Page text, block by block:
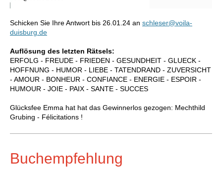
Schicken Sie Ihre Antwort bis 26.01.24 an schleser@voila-
duisburg.de
Auflösung des letzten Rätsels:
ERFOLG - FREUDE - FRIEDEN - GESUNDHEIT - GLUECK -
HOFFNUNG - HUMOR - LIEBE - TATENDRAND - ZUVERSICHT
- AMOUR - BONHEUR - CONFIANCE - ENERGIE - ESPOIR -
HUMOUR - JOIE - PAIX - SANTE - SUCCES
Glücksfee Emma hat hat das Gewinnerlos gezogen: Mechthild
Grubing - Félicitations !
Buchempfehlung